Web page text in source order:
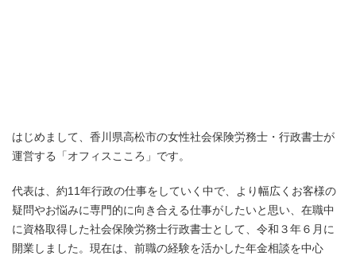
はじめまして、香川県高松市の女性社会保険労務士・行政書士が
運営する「オフィスこころ」です。
代表は、約11年行政の仕事をしていく中で、より幅広くお客様の
疑問やお悩みに専門的に向き合える仕事がしたいと思い、在職中
に資格取得した社会保険労務士行政書士として、令和３年６月に
開業しました。現在は、前職の経験を活かした年金相談を中心